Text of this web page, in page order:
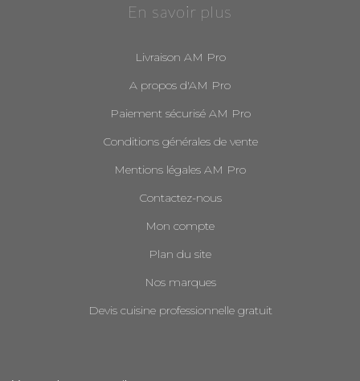
En savoir plus
Livraison AM Pro
A propos d'AM Pro
Paiement sécurisé AM Pro
Conditions générales de vente
Mentions légales AM Pro
Contactez-nous
Mon compte
Plan du site
Nos marques
Devis cuisine professionnelle gratuit